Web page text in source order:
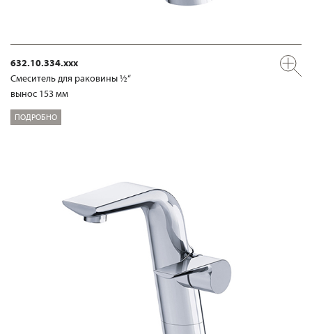
632.10.334.xxx
Смеситель для раковины ½“
вынос 153 мм
ПОДРОБНО